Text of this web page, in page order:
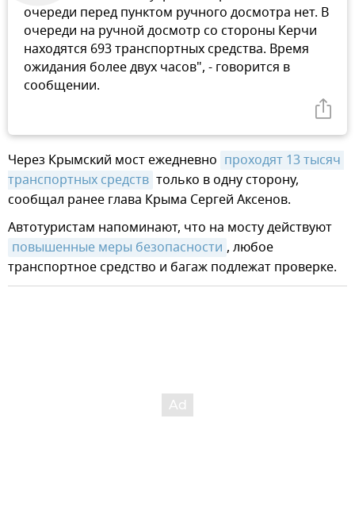
очереди перед пунктом ручного досмотра нет. В
очереди на ручной досмотр со стороны Керчи
находятся 693 транспортных средства. Время
ожидания более двух часов", - говорится в
сообщении.
Через Крымский мост ежедневно проходят 13 тысяч
транспортных средств только в одну сторону,
сообщал ранее глава Крыма Сергей Аксенов.
Автотуристам напоминают, что на мосту действуют
повышенные меры безопасности , любое
транспортное средство и багаж подлежат проверке.